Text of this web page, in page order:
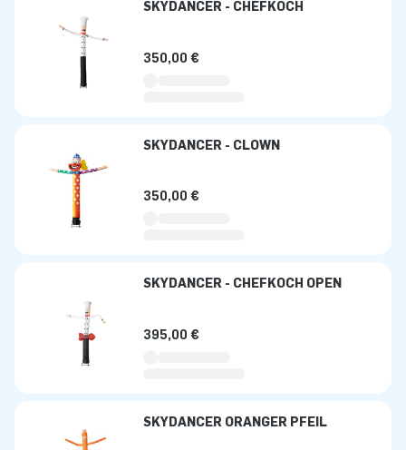
SKYDANCER - CHEFKOCH
350,00 €
SKYDANCER - CLOWN
350,00 €
SKYDANCER - CHEFKOCH OPEN
395,00 €
SKYDANCER ORANGER PFEIL